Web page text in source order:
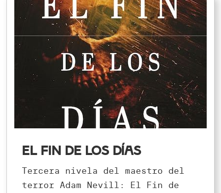
El fin de los días
Tercera nivela del maestro del
terror Adam Nevill: El Fin de